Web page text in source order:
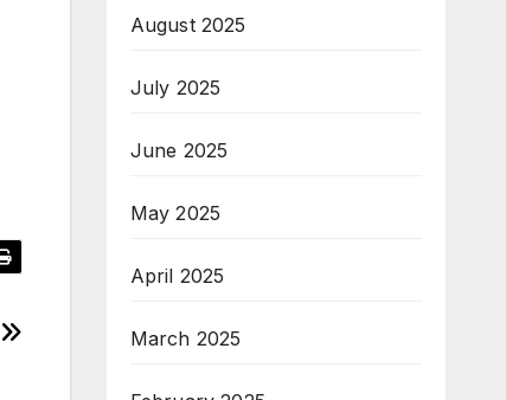
August 2025
July 2025
June 2025
May 2025
April 2025
March 2025